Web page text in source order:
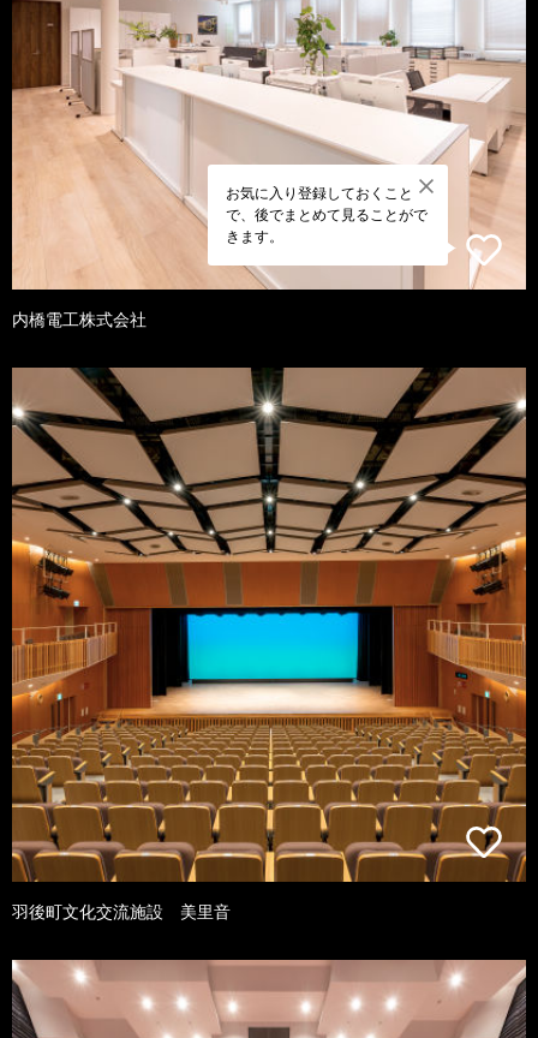
お気に入り登録しておくこと
で、後でまとめて見ることがで
きます。
内橋電工株式会社
羽後町文化交流施設 美里音